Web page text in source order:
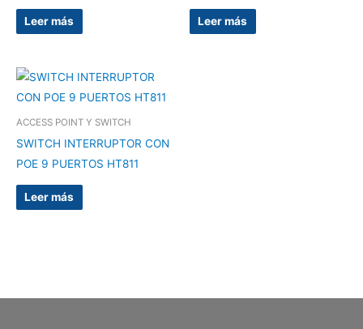
Leer más Leer más
ACCESS POINT Y SWITCH
SWITCH INTERRUPTOR CON
POE 9 PUERTOS HT811
Leer más